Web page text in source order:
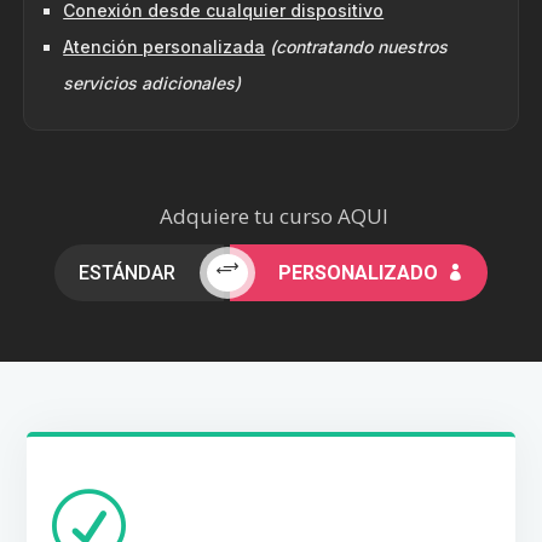
Conexión desde cualquier dispositivo
Atención personalizada (contratando nuestros
servicios adicionales)
Adquiere tu curso AQUI
ESTÁNDAR + PERSONALIZADO 
R
POLÍTICA DE CAMBIOS